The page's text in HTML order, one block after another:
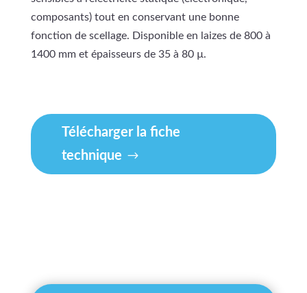
composants) tout en conservant une bonne
fonction de scellage. Disponible en laizes de 800 à
1400 mm et épaisseurs de 35 à 80 µ.
Télécharger la fiche
technique